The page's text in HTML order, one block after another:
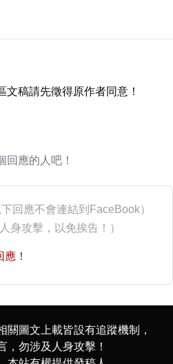
文稿請先徵得原作者同意！
回應的人吧！
下回應不會連結到FaceBook）
身攻擊，以免挨告！）
應！
關圖文上載皆設有追蹤機制，
，勿涉及人身攻擊！